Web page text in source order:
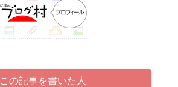
この記事を書いた人